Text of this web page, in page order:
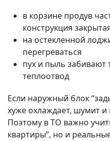
в корзине продув
конструкция
на остекленной
перегреваться
пух и пыль
теплоотвод
Если наружный блок
хуже охлаждает, шумит
Поэтому в ТО важно
квартиры”, но и